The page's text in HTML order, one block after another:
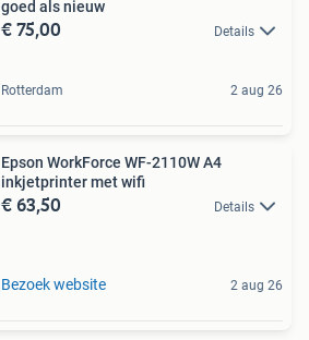
goed als nieuw
€ 75,00 Details
Rotterdam 2 aug 26
Epson WorkForce WF-2110W A4
inkjetprinter met wifi
€ 63,50 Details
Bezoek website 2 aug 26